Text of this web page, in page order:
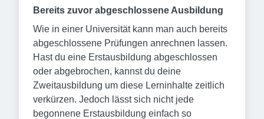
Bereits zuvor abgeschlossene Ausbildung
Wie in einer Universität kann man auch bereits
abgeschlossene Prüfungen anrechnen lassen.
Hast du eine Erstausbildung abgeschlossen
oder abgebrochen, kannst du deine
Zweitausbildung um diese Lerninhalte zeitlich
verkürzen. Jedoch lässt sich nicht jede
begonnene Erstausbildung einfach so